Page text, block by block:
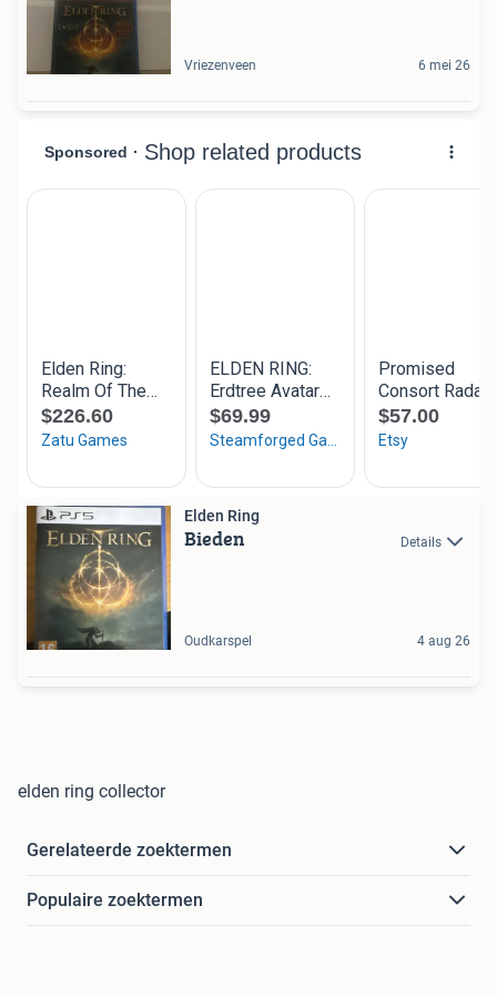
Vriezenveen 6 mei 26
Elden Ring
Bieden Details
Oudkarspel 4 aug 26
elden ring collector
Gerelateerde zoektermen
Populaire zoektermen